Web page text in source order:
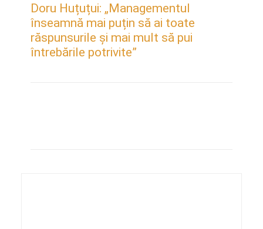
Doru Huțuțui: „Managementul
înseamnă mai puțin să ai toate
răspunsurile și mai mult să pui
întrebările potrivite”